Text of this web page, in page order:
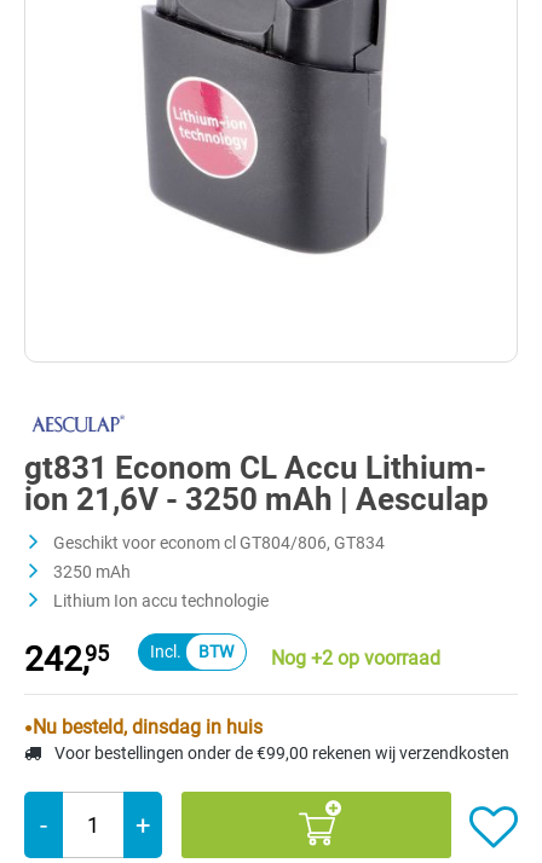
gt831 Econom CL Accu Lithium-
ion 21,6V - 3250 mAh | Aesculap
Geschikt voor econom cl GT804/806, GT834
3250 mAh
Lithium Ion accu technologie
242,95 Nog +2 op voorraad
Nu besteld, dinsdag in huis
Voor bestellingen onder de €99,00 rekenen wij verzendkosten
- +